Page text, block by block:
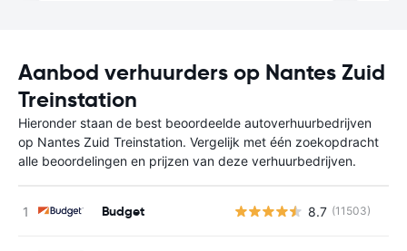
Aanbod verhuurders op Nantes Zuid
Treinstation
Hieronder staan de best beoordeelde autoverhuurbedrijven
op Nantes Zuid Treinstation. Vergelijk met één zoekopdracht
alle beoordelingen en prijzen van deze verhuurbedrijven.
Budget 8.7 (11503)